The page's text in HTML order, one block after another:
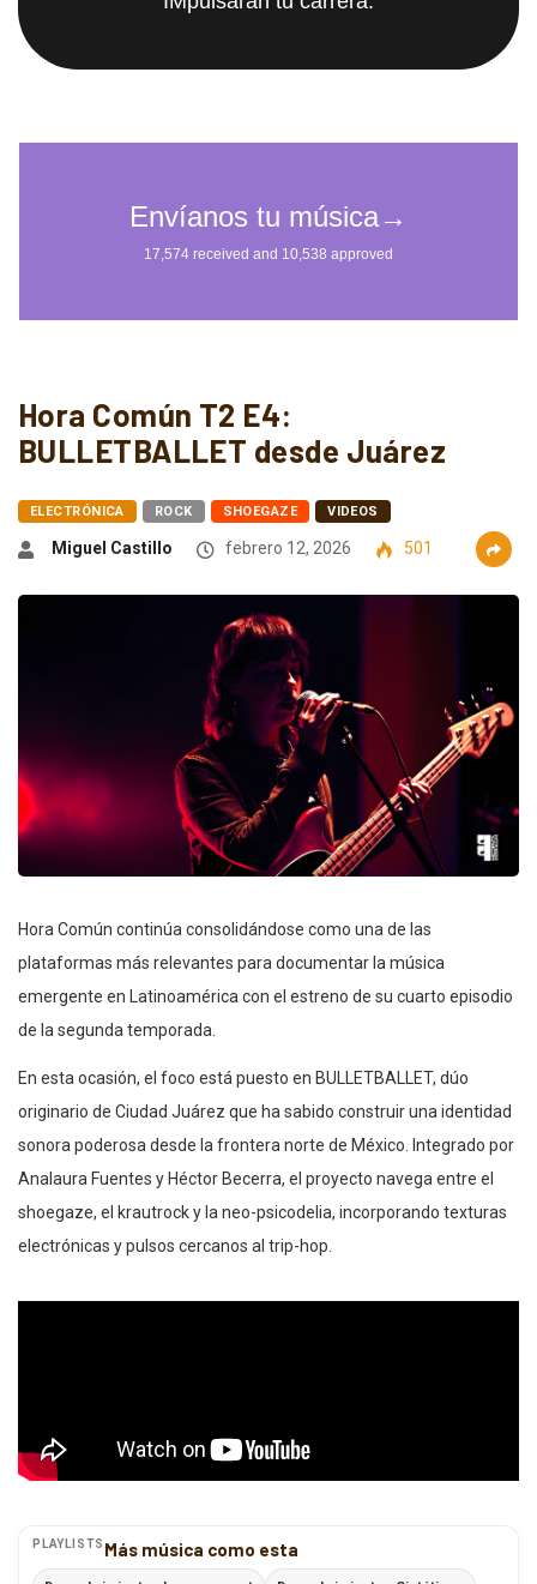
Hora Común T2 E4:
BULLETBALLET desde Juárez
ELECTRÓNICA ROCK SHOEGAZE VIDEOS
Miguel Castillo febrero 12, 2026 501
Hora Común continúa consolidándose como una de las
plataformas más relevantes para documentar la música
emergente en Latinoamérica con el estreno de su cuarto episodio
de la segunda temporada.
En esta ocasión, el foco está puesto en BULLETBALLET, dúo
originario de Ciudad Juárez que ha sabido construir una identidad
sonora poderosa desde la frontera norte de México. Integrado por
Analaura Fuentes y Héctor Becerra, el proyecto navega entre el
shoegaze, el krautrock y la neo-psicodelia, incorporando texturas
electrónicas y pulsos cercanos al trip-hop.
PLAYLISTS Más música como esta